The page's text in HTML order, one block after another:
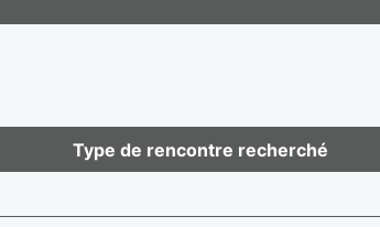
Type de rencontre recherché